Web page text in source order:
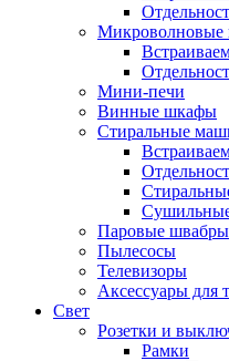
Микроволновые
Мини-печи
Винные шкафы
Стиральные
Паровые швабры
Пылесосы
Телевизоры
Аксессуары для
Свет
Розетки и
Рамки